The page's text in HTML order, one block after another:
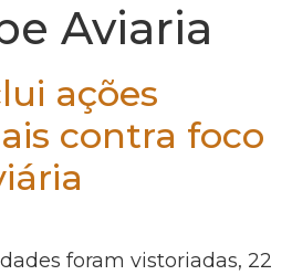
Aviaria
ações
contra foco
foram vistoriadas, 22